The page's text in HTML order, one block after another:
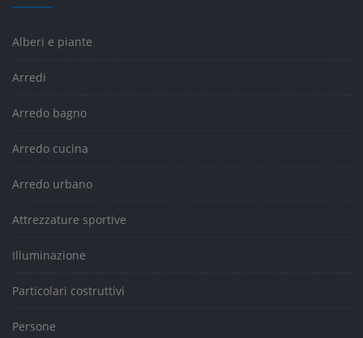
Alberi e piante
Arredi
Arredo bagno
Arredo cucina
Arredo urbano
Attrezzature sportive
Illuminazione
Particolari costruttivi
Persone